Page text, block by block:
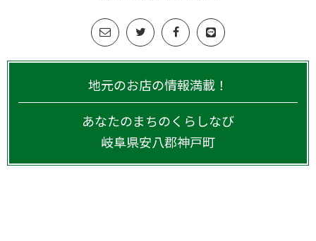
地元のお店の情報満載！
あなたのまちのくらしなび
岐阜県安八郡神戸町